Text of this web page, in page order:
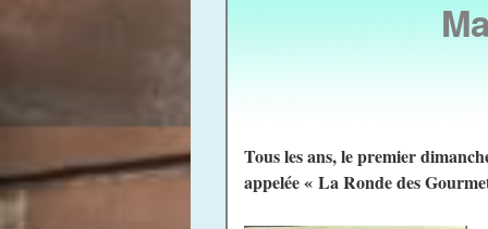
Tous les ans, le premier
appelée « La Ronde des